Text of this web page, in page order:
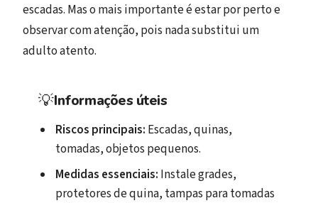
escadas. Mas o mais importante é estar por perto e
observar com atenção, pois nada substitui um
adulto atento.
💡Informações úteis
Riscos principais: Escadas, quinas,
tomadas, objetos pequenos.
Medidas essenciais: Instale grades,
protetores de quina, tampas para tomadas